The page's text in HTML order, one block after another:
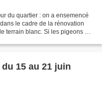
du quartier : on a ensemencé
le cadre de la rénovation
terrain blanc. Si les pigeons ne
15 au 21 juin